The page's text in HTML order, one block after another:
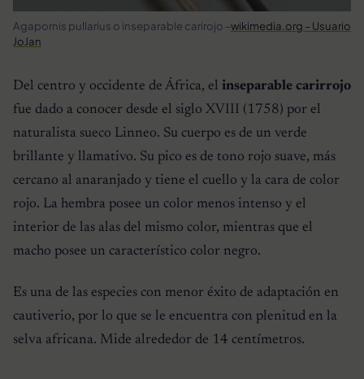
Agapornis pullarius o inseparable carirojo –wikimedia.org – Usuario
JoJan
Del centro y occidente de África, el inseparable carirrojo
fue dado a conocer desde el siglo XVIII (1758) por el
naturalista sueco Linneo. Su cuerpo es de un verde
brillante y llamativo. Su pico es de tono rojo suave, más
cercano al anaranjado y tiene el cuello y la cara de color
rojo. La hembra posee un color menos intenso y el
interior de las alas del mismo color, mientras que el
macho posee un característico color negro.
Es una de las especies con menor éxito de adaptación en
cautiverio, por lo que se le encuentra con plenitud en la
selva africana. Mide alrededor de 14 centímetros.